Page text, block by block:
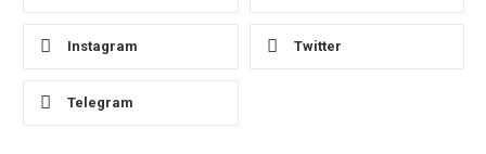
Instagram Twitter
Telegram